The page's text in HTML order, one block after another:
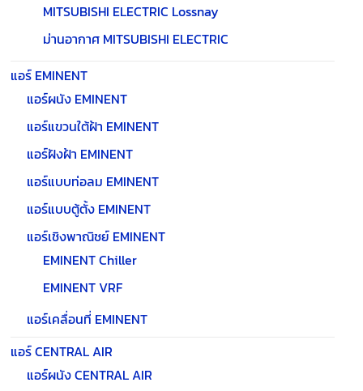
MITSUBISHI ELECTRIC Lossnay
ม่านอากาศ MITSUBISHI ELECTRIC
แอร์ EMINENT
แอร์ผนัง EMINENT
แอร์แขวนใต้ฝ้า EMINENT
แอร์ฝังฝ้า EMINENT
แอร์แบบท่อลม EMINENT
แอร์แบบตู้ตั้ง EMINENT
แอร์เชิงพาณิชย์ EMINENT
EMINENT Chiller
EMINENT VRF
แอร์เคลื่อนที่ EMINENT
แอร์ CENTRAL AIR
แอร์ผนัง CENTRAL AIR